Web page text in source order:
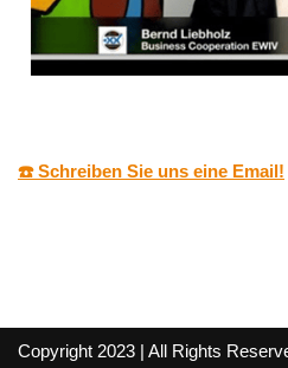
☎️ Schreiben Sie uns eine Email!
Copyright 2023 | All Rights